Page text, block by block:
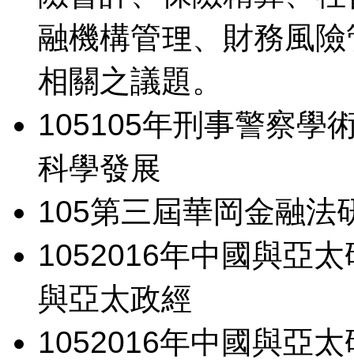
融機構管理、財務風
相關之議題。
105105年刑事警察學
科學發展
105第三屆華岡金融法
1052016年中國與亞
與亞太政經
1052016年中國與亞